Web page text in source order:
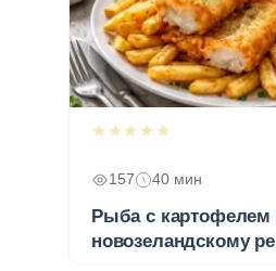
★★★★★
157 40 мин
Рыба с
новозеландскому